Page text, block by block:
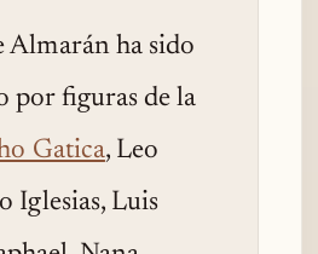
Almarán ha sido
por figuras de la
Gatica, Leo
Iglesias, Luis